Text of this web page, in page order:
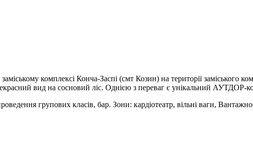
комплексі Конча-Заспі (смт Козин) на території
вид на сосновий ліс. Однією з переваг є унікальний АУТДОР-
групових класів, бар. Зони: кардіотеатр, вільні ваги,